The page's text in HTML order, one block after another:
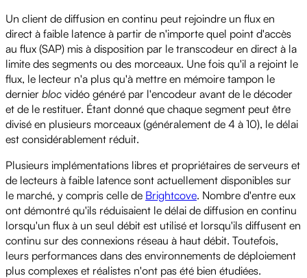
Un client de diffusion en continu peut rejoindre un flux en
direct à faible latence à partir de n'importe quel point d'accès
au flux (SAP) mis à disposition par le transcodeur en direct à la
limite des segments ou des morceaux. Une fois qu'il a rejoint le
flux, le lecteur n'a plus qu'à mettre en mémoire tampon le
dernier bloc vidéo généré par l'encodeur avant de le décoder
et de le restituer. Étant donné que chaque segment peut être
divisé en plusieurs morceaux (généralement de 4 à 10), le délai
est considérablement réduit.
Plusieurs implémentations libres et propriétaires de serveurs et
de lecteurs à faible latence sont actuellement disponibles sur
le marché, y compris celle de Brightcove. Nombre d'entre eux
ont démontré qu'ils réduisaient le délai de diffusion en continu
lorsqu'un flux à un seul débit est utilisé et lorsqu'ils diffusent en
continu sur des connexions réseau à haut débit. Toutefois,
leurs performances dans des environnements de déploiement
plus complexes et réalistes n'ont pas été bien étudiées.